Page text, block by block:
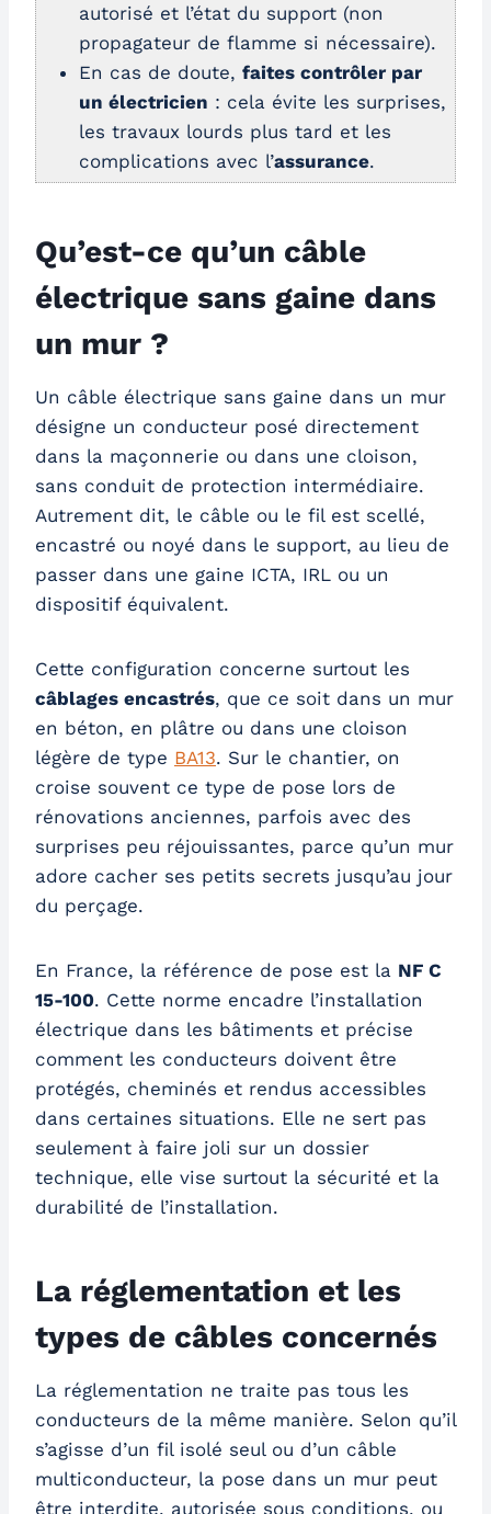
autorisé et l’état du support (non
propagateur de flamme si nécessaire).
En cas de doute, faites contrôler par
un électricien : cela évite les surprises,
les travaux lourds plus tard et les
complications avec l’assurance.
Qu’est-ce qu’un câble
électrique sans gaine dans
un mur ?
Un câble électrique sans gaine dans un mur
désigne un conducteur posé directement
dans la maçonnerie ou dans une cloison,
sans conduit de protection intermédiaire.
Autrement dit, le câble ou le fil est scellé,
encastré ou noyé dans le support, au lieu de
passer dans une gaine ICTA, IRL ou un
dispositif équivalent.
Cette configuration concerne surtout les
câblages encastrés, que ce soit dans un mur
en béton, en plâtre ou dans une cloison
légère de type BA13. Sur le chantier, on
croise souvent ce type de pose lors de
rénovations anciennes, parfois avec des
surprises peu réjouissantes, parce qu’un mur
adore cacher ses petits secrets jusqu’au jour
du perçage.
En France, la référence de pose est la NF C
15-100. Cette norme encadre l’installation
électrique dans les bâtiments et précise
comment les conducteurs doivent être
protégés, cheminés et rendus accessibles
dans certaines situations. Elle ne sert pas
seulement à faire joli sur un dossier
technique, elle vise surtout la sécurité et la
durabilité de l’installation.
La réglementation et les
types de câbles concernés
La réglementation ne traite pas tous les
conducteurs de la même manière. Selon qu’il
s’agisse d’un fil isolé seul ou d’un câble
multiconducteur, la pose dans un mur peut
être interdite, autorisée sous conditions, ou